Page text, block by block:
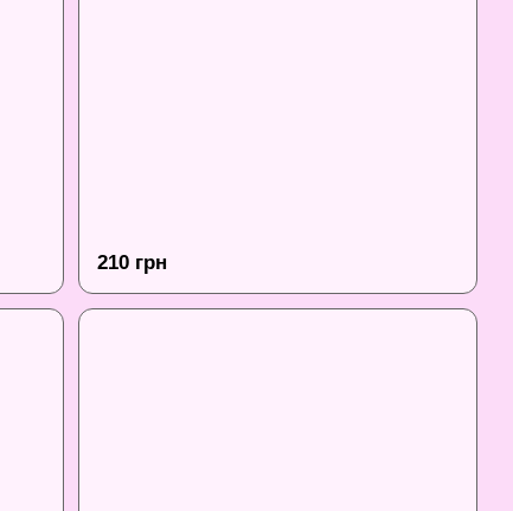
210 грн